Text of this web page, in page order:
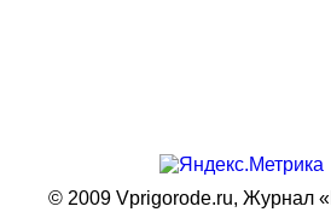
© 2009 Vprigorode.ru, Журнал